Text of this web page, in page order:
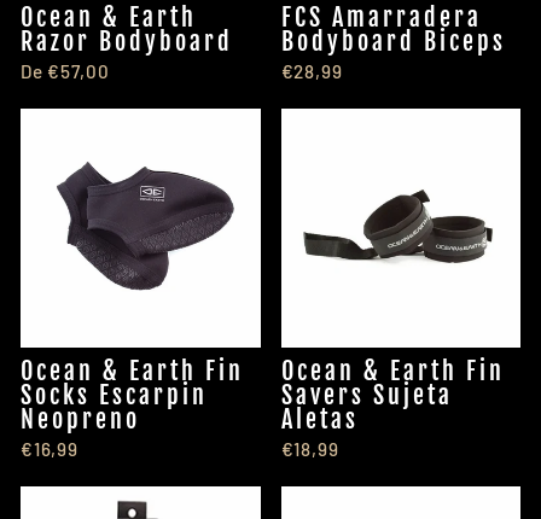
Ocean & Earth
Razor Bodyboard
De €57,00
FCS Amarradera
Bodyboard Biceps
€28,99
Ocean & Earth Fin
Socks Escarpin
Neopreno
€16,99
Ocean & Earth Fin
Savers Sujeta
Aletas
€18,99